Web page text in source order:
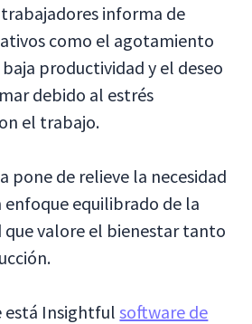
informa de
como el agotamiento
productividad y el deseo
debido al estrés
el trabajo.
pone de relieve la necesidad
enfoque equilibrado de la
valore el bienestar tanto
está Insightfulsoftware de